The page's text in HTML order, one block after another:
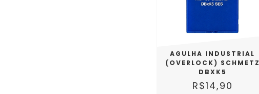
AGULHA INDUSTRIAL
(OVERLOCK) SCHMETZ
DBXK5
R$14,90